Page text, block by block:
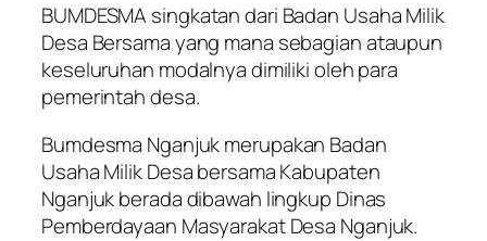
BUMDESMA singkatan dari Badan Usaha Milik
Desa Bersama yang mana sebagian ataupun
keseluruhan modalnya dimiliki oleh para
pemerintah desa.
Bumdesma Nganjuk merupakan Badan
Usaha Milik Desa bersama Kabupaten
Nganjuk berada dibawah lingkup Dinas
Pemberdayaan Masyarakat Desa Nganjuk.